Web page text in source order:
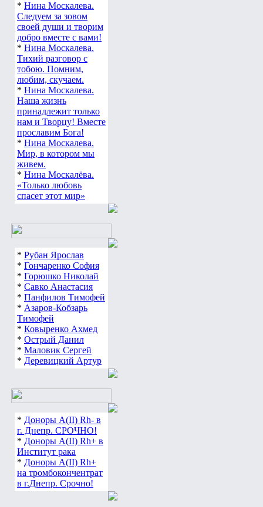
* Нина Москалева.
Следуем за зовом
своей души и творим
добро вместе с вами!
* Нина Москалева.
Тихий разговор с
тобою. Помним,
любим, скучаем.
* Нина Москалева.
Наша жизнь
принадлежит только
нам и Творцу! Вместе
прославим Бога!
* Нина Москалева.
Мир, в котором мы
живем.
* Нина Москалёва.
«Только любовь
спасет этот мир»
* Рубан Ярослав
* Гончаренко София
* Горюшко Николай
* Савко Анастасия
* Панфилов Тимофей
* Азаров-Кобзарь
Тимофей
* Ковыренко Ахмед
* Острый Данил
* Маловик Сергей
* Деревицкий Артур
* Доноры А(ІІ) Rh- в
г. Днепр. СРОЧНО!
* Доноры А(ІІ) Rh+ в
Институт рака
* Доноры А(ІІ) Rh+
на тромбокончентрат
в г.Днепр. Срочно!